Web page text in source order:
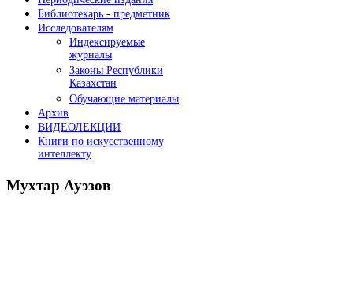
Библиотекарь - предметник
Исследователям
Индексируемые
журналы
Законы Республики
Казахстан
Обучающие материалы
Архив
ВИДЕОЛЕКЦИИ
Книги по искусственному
интеллекту
Мухтар Ауэзов